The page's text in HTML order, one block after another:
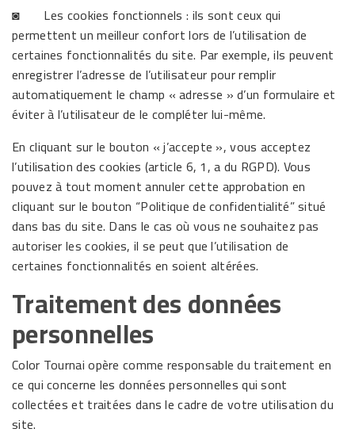
◙ Les cookies fonctionnels : ils sont ceux qui
permettent un meilleur confort lors de l’utilisation de
certaines fonctionnalités du site. Par exemple, ils peuvent
enregistrer l’adresse de l’utilisateur pour remplir
automatiquement le champ « adresse » d’un formulaire et
éviter à l’utilisateur de le compléter lui-même.
En cliquant sur le bouton « j’accepte », vous acceptez
l’utilisation des cookies (article 6, 1, a du RGPD). Vous
pouvez à tout moment annuler cette approbation en
cliquant sur le bouton “Politique de confidentialité” situé
dans bas du site. Dans le cas où vous ne souhaitez pas
autoriser les cookies, il se peut que l’utilisation de
certaines fonctionnalités en soient altérées.
Traitement des données
personnelles
Color Tournai opère comme responsable du traitement en
ce qui concerne les données personnelles qui sont
collectées et traitées dans le cadre de votre utilisation du
site.